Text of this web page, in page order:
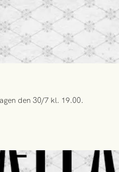
den 30/7 kl. 19.00.